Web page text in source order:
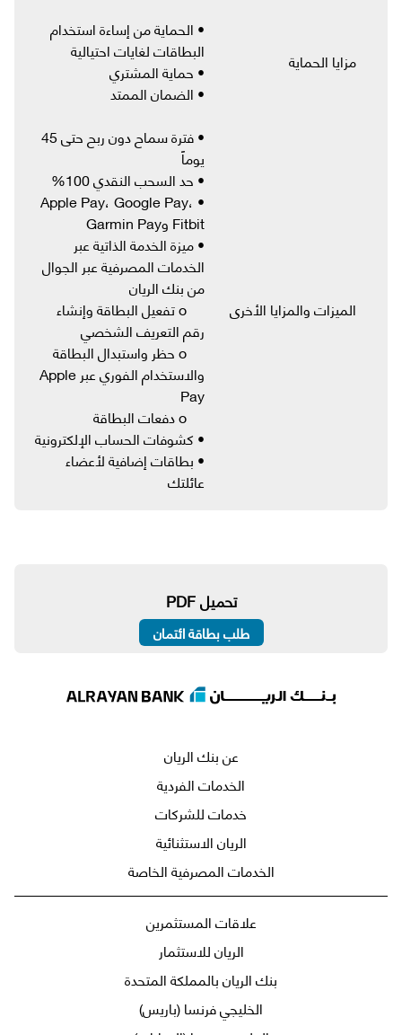
مزايا الحماية
• الحماية من إساءة استخدام
البطاقات لغايات احتيالية
• حماية المشتري
• الضمان الممتد
الميزات والمزايا الأخرى
• فترة سماح دون ربح حتى 45
يوماً
• حد السحب النقدي 100%
• Apple Pay، Google Pay،
Fitbit وGarmin Pay
• ميزة الخدمة الذاتية عبر
الخدمات المصرفية عبر الجوال
من بنك الريان
o تفعيل البطاقة وإنشاء
رقم التعريف الشخصي
o حظر واستبدال البطاقة
والاستخدام الفوري عبر Apple
Pay
• كشوفات الحساب الإلكترونية
• بطاقات إضافية لأعضاء
عائلتك
تحميل PDF
طلب بطاقة ائتمان
علاقات المستثمرين
الريان للاستثمار
بنك الريان بالمملكة المتحدة
الخليجي فرنسا (باريس)
عن بنك الريان
الخدمات الفردية
خدمات للشركات
الريان الاستثنائية
الخدمات المصرفية الخاصة